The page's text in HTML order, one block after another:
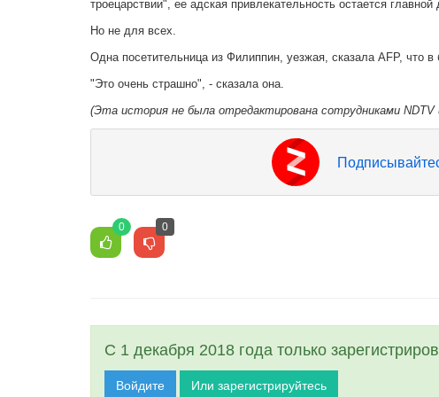
троецарствии", ее адская привлекательность остается
Но не для всех.
Одна посетительница из Филиппин, уезжая, сказала AFP, что
"Это очень страшно", - сказала она.
(Эта история не была отредактирована сотрудниками NDTV
0 0
С 1 декабря 2018 года только
Войдите Или зарегистрируйтесь